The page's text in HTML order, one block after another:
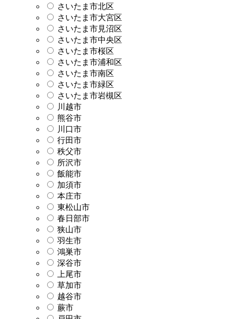
さいたま市北区
さいたま市大宮区
さいたま市見沼区
さいたま市中央区
さいたま市桜区
さいたま市浦和区
さいたま市南区
さいたま市緑区
さいたま市岩槻区
川越市
熊谷市
川口市
行田市
秩父市
所沢市
飯能市
加須市
本庄市
東松山市
春日部市
狭山市
羽生市
鴻巣市
深谷市
上尾市
草加市
越谷市
蕨市